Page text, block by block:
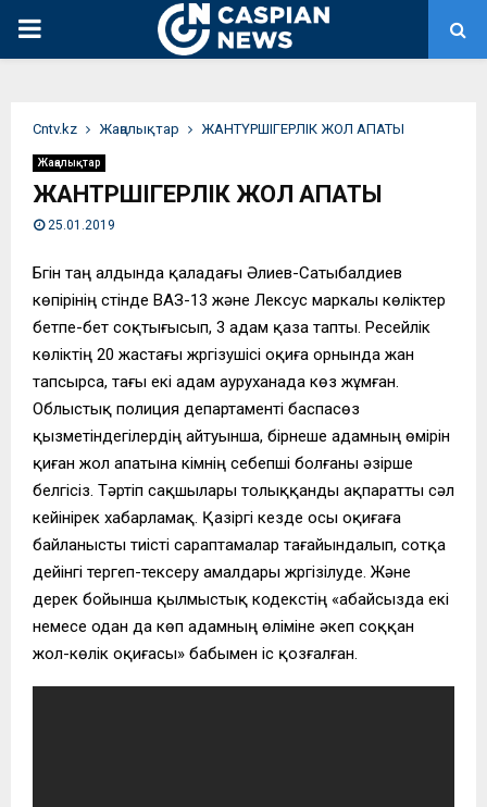
PRIMARY
Сntv.kz Жаңалықтар ЖАНТҮРШІГЕРЛІК ЖОЛ АПАТЫ
Жаңалықтар
ЖАНТҮРШІГЕРЛІК ЖОЛ АПАТЫ
25.01.2019
Бүгін таң алдында қаладағы Әлиев-Сатыбалдиев
көпірінің үстінде ВАЗ-13 және Лексус маркалы көліктер
бетпе-бет соқтығысып, 3 адам қаза тапты. Ресейлік
көліктің 20 жастағы жүргізушісі оқиға орнында жан
тапсырса, тағы екі адам ауруханада көз жұмған.
Облыстық полиция департаменті баспасөз
қызметіндегілердің айтуынша, бірнеше адамның өмірін
қиған жол апатына кімнің себепші болғаны әзірше
белгісіз. Тәртіп сақшылары толыққанды ақпаратты сәл
кейінірек хабарламақ. Қазіргі кезде осы оқиғаға
байланысты тиісті сараптамалар тағайындалып, сотқа
дейінгі тергеп-тексеру амалдары жүргізілуде. Және
дерек бойынша қылмыстық кодекстің «абайсызда екi
немесе одан да көп адамның өлiмiне әкеп соққан
жол-көлік оқиғасы» бабымен іс қозғалған.